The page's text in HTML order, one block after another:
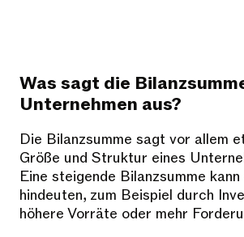
Was sagt die
Unternehmen aus?
Die Bilanzsumme sagt vor allem
Größe und Struktur eines
Eine steigende Bilanzsumme
hindeuten, zum Beispiel durch
höhere Vorräte oder mehr